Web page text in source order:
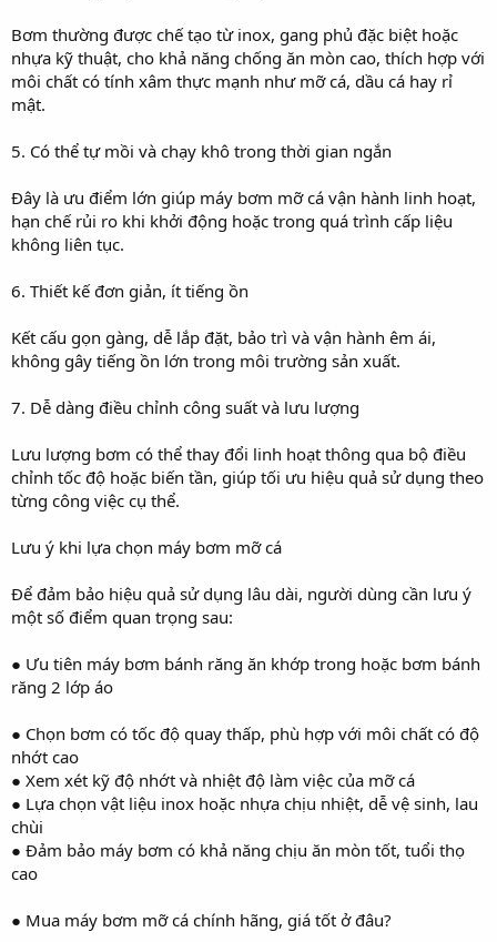
Bơm thường được chế tạo từ inox, gang phủ đặc biệt hoặc
nhựa kỹ thuật, cho khả năng chống ăn mòn cao, thích hợp với
môi chất có tính xâm thực mạnh như mỡ cá, dầu cá hay rỉ
mật.
5. Có thể tự mồi và chạy khô trong thời gian ngắn
Đây là ưu điểm lớn giúp máy bơm mỡ cá vận hành linh hoạt,
hạn chế rủi ro khi khởi động hoặc trong quá trình cấp liệu
không liên tục.
6. Thiết kế đơn giản, ít tiếng ồn
Kết cấu gọn gàng, dễ lắp đặt, bảo trì và vận hành êm ái,
không gây tiếng ồn lớn trong môi trường sản xuất.
7. Dễ dàng điều chỉnh công suất và lưu lượng
Lưu lượng bơm có thể thay đổi linh hoạt thông qua bộ điều
chỉnh tốc độ hoặc biến tần, giúp tối ưu hiệu quả sử dụng theo
từng công việc cụ thể.
Lưu ý khi lựa chọn máy bơm mỡ cá
Để đảm bảo hiệu quả sử dụng lâu dài, người dùng cần lưu ý
một số điểm quan trọng sau:
● Ưu tiên máy bơm bánh răng ăn khớp trong hoặc bơm bánh
răng 2 lớp áo
● Chọn bơm có tốc độ quay thấp, phù hợp với môi chất có độ
nhớt cao
● Xem xét kỹ độ nhớt và nhiệt độ làm việc của mỡ cá
● Lựa chọn vật liệu inox hoặc nhựa chịu nhiệt, dễ vệ sinh, lau
chùi
● Đảm bảo máy bơm có khả năng chịu ăn mòn tốt, tuổi thọ
cao
● Mua máy bơm mỡ cá chính hãng, giá tốt ở đâu?